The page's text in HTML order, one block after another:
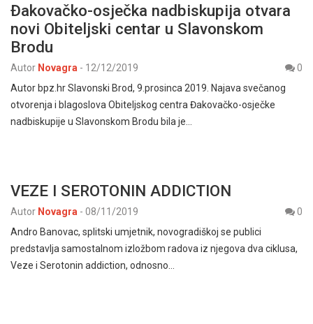
Đakovačko-osječka nadbiskupija otvara
novi Obiteljski centar u Slavonskom
Brodu
Autor Novagra - 12/12/2019
0
Autor bpz.hr Slavonski Brod, 9.prosinca 2019. Najava svečanog
otvorenja i blagoslova Obiteljskog centra Đakovačko-osječke
nadbiskupije u Slavonskom Brodu bila je…
VEZE I SEROTONIN ADDICTION
Autor Novagra - 08/11/2019
0
Andro Banovac, splitski umjetnik, novogradiškoj se publici
predstavlja samostalnom izložbom radova iz njegova dva ciklusa,
Veze i Serotonin addiction, odnosno…